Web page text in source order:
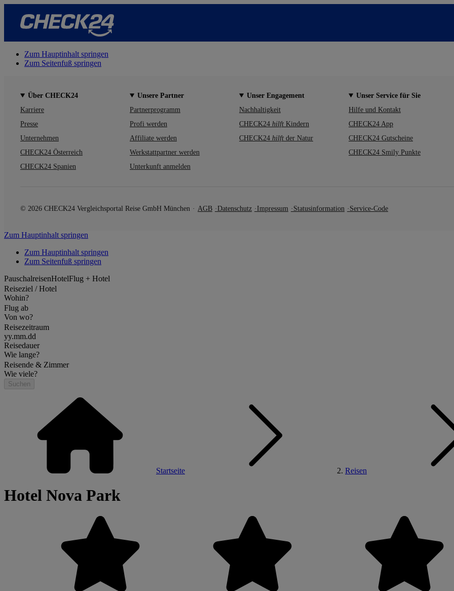
Zum Hauptinhalt springen
Zum Seitenfuß springen
Über CHECK24
Karriere
Presse
Unternehmen
CHECK24 Österreich
CHECK24 Spanien
Unsere Partner
Partnerprogramm
Profi werden
Affiliate werden
Werkstattpartner werden
Unterkunft anmelden
Unser Engagement
Nachhaltigkeit
CHECK24 hilft Kindern
CHECK24 hilft der Natur
Unser Service für Sie
Hilfe und Kontakt
CHECK24 App
CHECK24 Gutscheine
CHECK24 Smily Punkte
© 2026 CHECK24 Vergleichsportal Reise GmbH München AGB Datenschutz Impressum Statusinformation Service-Code
Zum Hauptinhalt springen
Zum Hauptinhalt springen
Zum Seitenfuß springen
PauschalreisenHotelFlug + Hotel
Reiseziel / Hotel
Wohin?
Flug ab
Von wo?
Reisezeitraum
yy.mm.dd
Reisedauer
Wie lange?
Reisende & Zimmer
Wie viele?
Suchen
Startseite Reisen
Hotel Nova Park